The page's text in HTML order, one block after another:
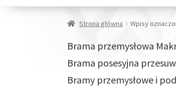
Strona główna Wpisy
Brama przemysłowa
Brama posesyjna
Bramy przemysłowe i